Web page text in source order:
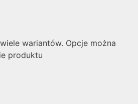
wariantów. Opcje można
produktu